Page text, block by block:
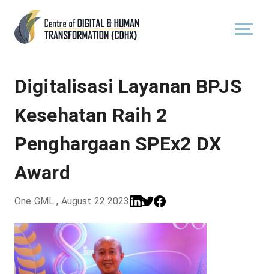
Digitalisasi Layanan BPJS
Kesehatan Raih 2
Penghargaan SPEx2 DX
Award
One GML , August 22 2023